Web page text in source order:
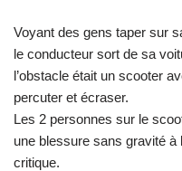
Voyant des gens taper sur
le conducteur sort de sa
l’obstacle était un scooter
percuter et écraser.
Les 2 personnes sur le
une blessure sans gravité
critique.